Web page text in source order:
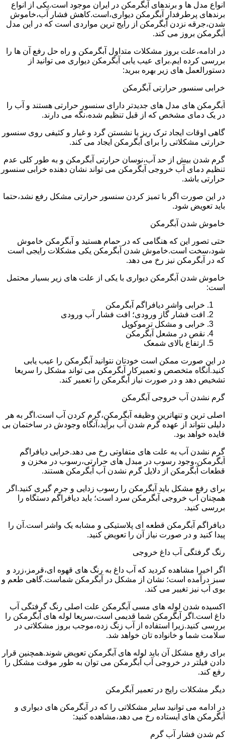
انواع مدل ها و برندهای آبگرمکن در ایران موجود است.یکی از انواع
برندهای پرطرفدار آبگرمکن دیواری،است.کاهش فشار آب،خاموش
شدن،جرقه نزدن آبگرمکن از رایج ترین مواردی است که در این مدل
آبگرمکن بروز می کند.
در ادامه،علت بروز مشکلات متداول آبگرمکن و راه حل رفع آن ها را
بررسی کرده ایم.برای عیب یابی آبگرمکن دیواری می توانید از
دستورالعمل های زیر بهره ببرید:
خرابی سنسور حرارتی آبگرمکن
آبگرمکن های مدل های جدیدتر دارای سنسور حرارتی هستند و آب را
در یک دمای مشخص که از قبل تنظیم شده،نگه می دارند.
گاهی اوقات ایجاد ترک ریز یا نشستن گرد و غبار و کثیفی روی سنسور
حرارتی مشکلاتی را برای آبگرمکن ایجاد می کند.
گرم شدن بیش از حد آب،نوسان حرارتی آبگرمکن و به طور کلی عدم
تنظیم دمای آب خروجی آبگرمکن می تواند نشان دهنده خرابی سنسور
حرارتی باشد.
در این صورت اگر با تمیز کردن سنسور حرارتی مشکل رفع نشد،حتما
باید تعویض شود.
خاموش شدن آبگرمکن
حتی تصور این که هنگامی که در حمام هستید و آبگرمکن خاموش
شود،سخت است.خاموش شدن آبگرمکن یکی مشکلات رایجی است
که در آبگرمکن نیز رخ می دهد.
خاموش شدن آبگرمکن دیواری با یکی از علت های زیر بسیار محتمل
است:
خرابی واشر دیافراگم آبگرمکن
افت فشار گاز ورودی؛ افت فشار آب ورودی
خرابی و مشکل ترموکوپل
نقص در مشعل آبگرمکن
ارتفاع بالای شمعک
در این صورت ممکن است خودتان نتوانید آبگرمکن را عیب یابی
کنید.آنگاه متخصص و تعمیرکار آبگرمکن می تواند مشکل را سریعا
تشخیص دهد و در صورت نیاز آبگرمکن را تعمیر کند.
گرم نشدن آب خروجی آبگرمکن
اصلی ترین و تنهاترین وظیفه آبگرمکن،گرم کردن آب است.اگر به هر
دلیلی نتواند از عهده گرم شدن آب برآید،آنگاه وجودش در ساختمان بی
فایده خواهد بود.
گرم نشدن آب به علت های متفاوتی رخ می دهد.خرابی دیافراگم
آبگرمکن،وجود رسوب در مبدل های حرارتی،رسوب در مخزن و
قطعات آبگرمکن از دلایل گرم نشدن آب آبگرمکن هستند.
برای رفع مشکل باید آبگرمکن را رسوب زدایی و جرم گیری کنید.اگر
همچنان آب خروجی آبگرمکن سرد است؛ باید دیافراگم دستگاه را
بررسی کنید.
دیافراگم آبگرمکن قطعه ای پلاستیکی و مشابه یک واشر است.آن را
پیدا کنید و در صورت نیاز آن را تعویض کنید.
رنگ گرفتگی آب داغ خروجی
اگر اخیرا مشاهده کردید که آب داغ به رنگ های قهوه ای،قرمز،زرد و
سبز درآمده است؛ نشان از مشکل در آبگرمکن شماست.گاهی طعم و
بوی آب نیز تغییر می کند.
اکسیده شدن لوله های مسی آبگرمکن علت اصلی رنگ گرفتگی آب
داغ است.اگر آبگرمکن شما قدیمی است،سریعا لوله های آبگرمکن را
بررسی کنید.زیرا استفاده از آب زنگ زده،موجب بروز مشکلاتی در
سلامت شما و خانواده تان خواهد شد.
برای رفع مشکل آن باید لوله های آبگرمکن تعویض شوند.همچنین قرار
دادن فیلتر در خروجی آب آبگرمکن می توان به طور موقت مشکل را
رفع کند.
دیگر مشکلات رایج در تعمیر آبگرمکن
در ادامه می توانید سایر مشکلاتی را که در آبگرمکن های دیواری و
آبگرمکن های ایستاده رخ می دهد،مشاهده کنید:
کم شدن فشار آب گرم